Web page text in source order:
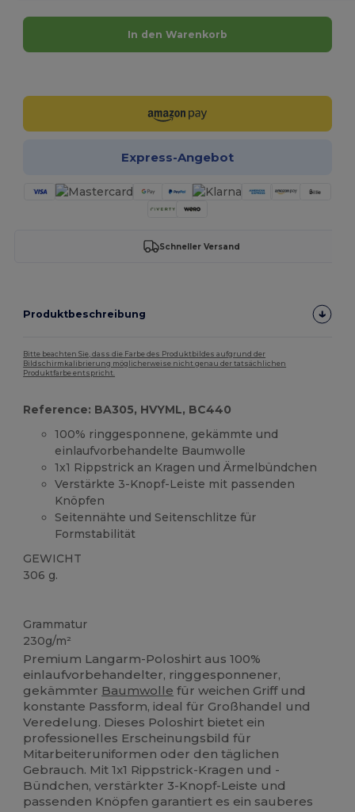
In den Warenkorb
Express-Angebot
Schneller Versand
Produktbeschreibung
Bitte beachten Sie, dass die Farbe des Produktbildes aufgrund der
Bildschirmkalibrierung möglicherweise nicht genau der tatsächlichen
Produktfarbe entspricht.
Reference: BA305, HVYML, BC440
100% ringgesponnene, gekämmte und
einlaufvorbehandelte Baumwolle
1x1 Rippstrick an Kragen und Ärmelbündchen
Verstärkte 3-Knopf-Leiste mit passenden
Knöpfen
Seitennähte und Seitenschlitze für
Formstabilität
GEWICHT
306 g.
Grammatur
230g/m²
Premium Langarm-Poloshirt aus 100%
einlaufvorbehandelter, ringgesponnener,
gekämmter Baumwolle für weichen Griff und
konstante Passform, ideal für Großhandel und
Veredelung. Dieses Poloshirt bietet ein
professionelles Erscheinungsbild für
Mitarbeiteruniformen oder den täglichen
Gebrauch. Mit 1x1 Rippstrick-Kragen und -
Bündchen, verstärkter 3-Knopf-Leiste und
passenden Knöpfen garantiert es ein sauberes